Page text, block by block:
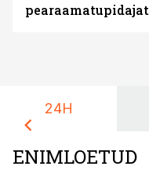
pearaamatupidajat
24H
ENIMLOETUD